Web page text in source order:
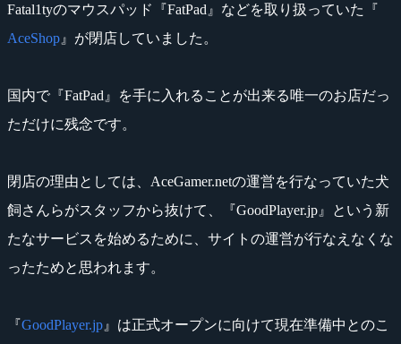
Fatal1tyのマウスパッド『FatPad』などを取り扱っていた『
AceShop 』が閉店していました。
国内で『FatPad』を手に入れることが出来る唯一のお店だっ
ただけに残念です。
閉店の理由としては、AceGamer.netの運営を行なっていた犬
飼さんらがスタッフから抜けて、『GoodPlayer.jp』という新
たなサービスを始めるために、サイトの運営が行なえなくな
ったためと思われます。
『GoodPlayer.jp 』は正式オープンに向けて現在準備中とのこ